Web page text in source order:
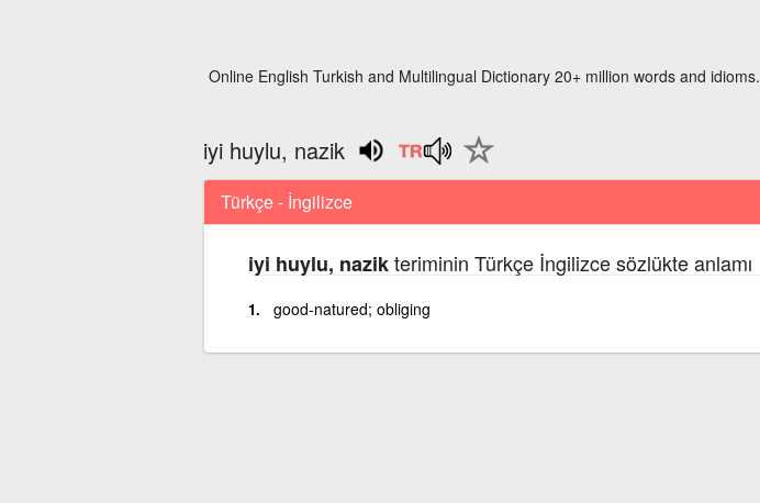
Online English Turkish and Multilingual Dictionary 20+ million words and idioms.
iyi huylu, nazik
Türkçe - İngilizce
iyi huylu, nazikteriminin Türkçe İngilizce sözlükte anlamı
good-natured; obliging